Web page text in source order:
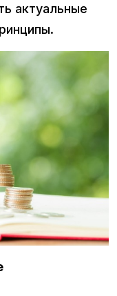
актуальные